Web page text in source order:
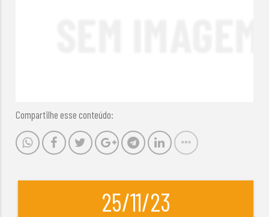
Compartilhe esse conteúdo:
25/11/23